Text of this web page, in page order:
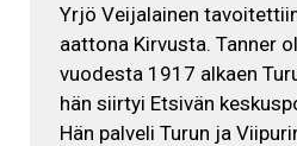
Yrjö Veijalainen
aattona Kirvusta. Tanner
vuodesta 1917 alkaen
hän siirtyi Etsivän
Hän palveli Turun ja